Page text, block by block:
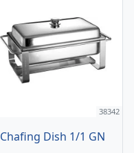
38342
Chafing Dish 1/1 GN